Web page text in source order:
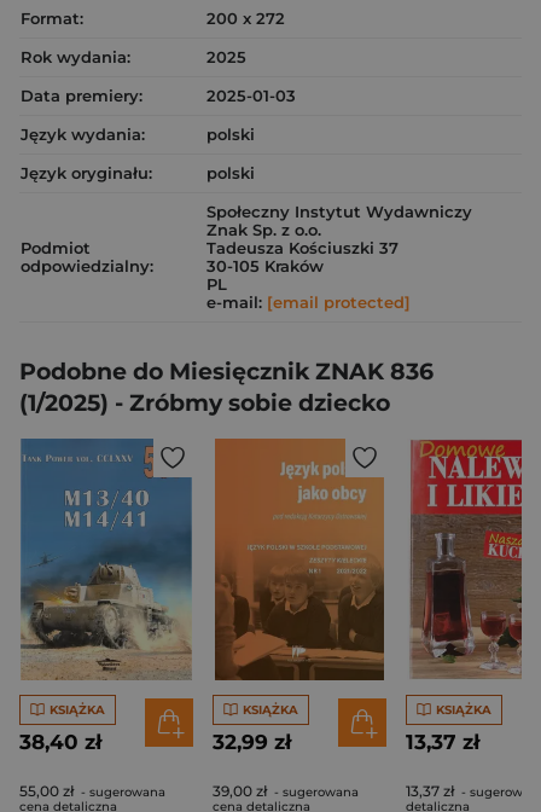
Format:
200 x 272
Rok wydania:
2025
Data premiery:
2025-01-03
Język wydania:
polski
Język oryginału:
polski
Podmiot
odpowiedzialny:
Społeczny Instytut Wydawniczy
Znak Sp. z o.o.
Tadeusza Kościuszki 37
30-105 Kraków
PL
e-mail: [email protected]
Podobne do Miesięcznik ZNAK 836
(1/2025) - Zróbmy sobie dziecko
KSIĄŻKA
38,40 zł
55,00 zł - sugerowana
cena detaliczna
KSIĄŻKA
32,99 zł
39,00 zł - sugerowana
cena detaliczna
KSIĄŻKA
13,37 zł
13,37 zł -
detaliczna